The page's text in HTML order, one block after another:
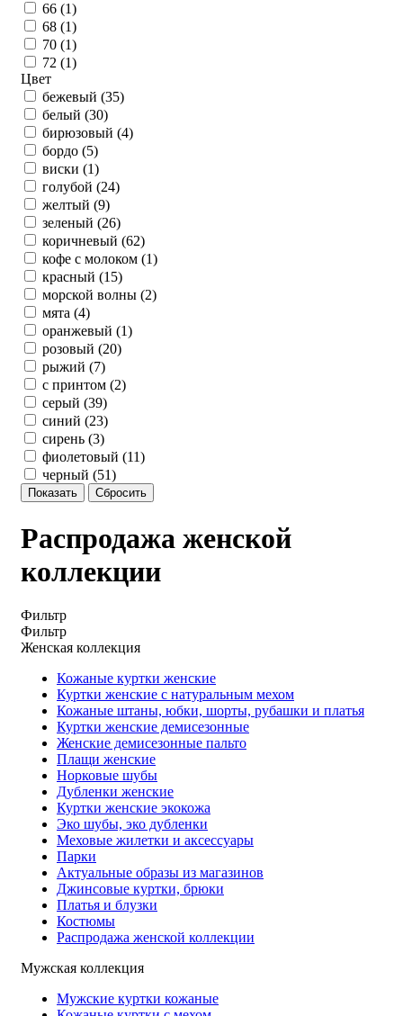
66 (1)
68 (1)
70 (1)
72 (1)
Цвет
бежевый (35)
белый (30)
бирюзовый (4)
бордо (5)
виски (1)
голубой (24)
желтый (9)
зеленый (26)
коричневый (62)
кофе с молоком (1)
красный (15)
морской волны (2)
мята (4)
оранжевый (1)
розовый (20)
рыжий (7)
с принтом (2)
серый (39)
синий (23)
сирень (3)
фиолетовый (11)
черный (51)
Распродажа женской
коллекции
Фильтр
Фильтр
Женская коллекция
Кожаные куртки женские
Куртки женские с натуральным мехом
Кожаные штаны, юбки, шорты, рубашки и платья
Куртки женские демисезонные
Женские демисезонные пальто
Плащи женские
Норковые шубы
Дубленки женские
Куртки женские экокожа
Эко шубы, эко дубленки
Меховые жилетки и аксессуары
Парки
Актуальные образы из магазинов
Джинсовые куртки, брюки
Платья и блузки
Костюмы
Распродажа женской коллекции
Мужская коллекция
Мужские куртки кожаные